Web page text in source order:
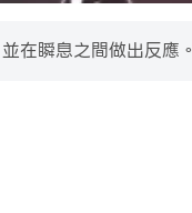
在瞬息之間做出反應。